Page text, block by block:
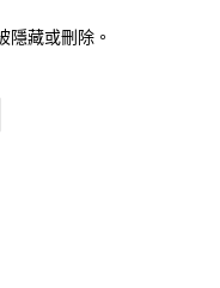
隱藏或刪除。